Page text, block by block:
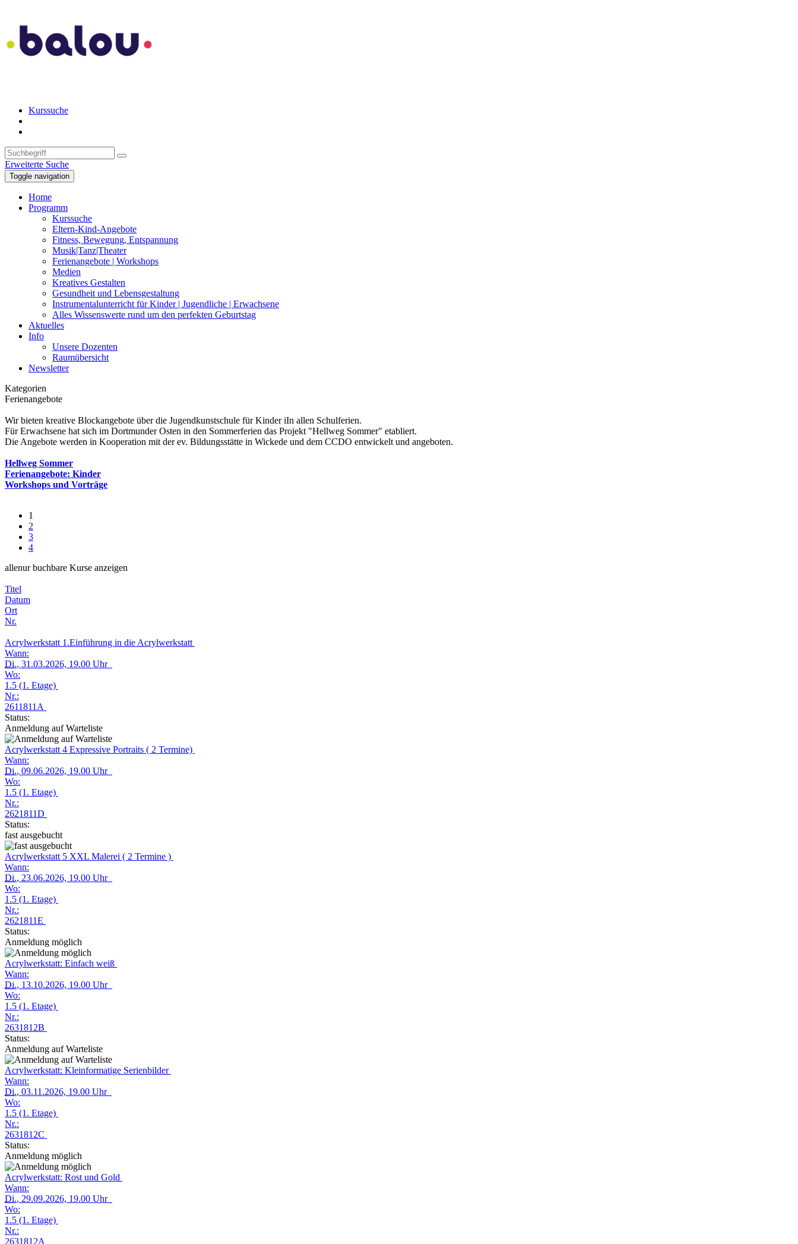
Kurssuche
Erweiterte Suche
Toggle navigation
Home
Programm
Kurssuche
Eltern-Kind-Angebote
Fitness, Bewegung, Entspannung
Musik|Tanz|Theater
Ferienangebote | Workshops
Medien
Kreatives Gestalten
Gesundheit und Lebensgestaltung
Instrumentalunterricht für Kinder | Jugendliche | Erwachsene
Alles Wissenswerte rund um den perfekten Geburtstag
Aktuelles
Info
Unsere Dozenten
Raumübersicht
Newsletter
Kategorien
Ferienangebote
Wir bieten kreative Blockangebote über die Jugendkunstschule für Kinder iIn allen Schulferien.
Für Erwachsene hat sich im Dortmunder Osten in den Sommerferien das Projekt "Hellweg Sommer" etabliert.
Die Angebote werden in Kooperation mit der ev. Bildungsstätte in Wickede und dem CCDO entwickelt und angeboten.
Hellweg Sommer
Ferienangebote: Kinder
Workshops und Vorträge
1
2
3
4
allenur buchbare Kurse anzeigen
Titel
Datum
Ort
Nr.
Acrylwerkstatt 1.Einführung in die Acrylwerkstatt
Wann:
Di., 31.03.2026, 19.00 Uhr
Wo:
1.5 (1. Etage)
Nr.:
2611811A
Status:
Anmeldung auf Warteliste
Acrylwerkstatt 4 Expressive Portraits ( 2 Termine)
Wann:
Di., 09.06.2026, 19.00 Uhr
Wo:
1.5 (1. Etage)
Nr.:
2621811D
Status:
fast ausgebucht
Acrylwerkstatt 5 XXL Malerei ( 2 Termine )
Wann:
Di., 23.06.2026, 19.00 Uhr
Wo:
1.5 (1. Etage)
Nr.:
2621811E
Status:
Anmeldung möglich
Acrylwerkstatt: Einfach weiß
Wann:
Di., 13.10.2026, 19.00 Uhr
Wo:
1.5 (1. Etage)
Nr.:
2631812B
Status:
Anmeldung auf Warteliste
Acrylwerkstatt: Kleinformatige Serienbilder
Wann:
Di., 03.11.2026, 19.00 Uhr
Wo:
1.5 (1. Etage)
Nr.:
2631812C
Status:
Anmeldung möglich
Acrylwerkstatt: Rost und Gold
Wann:
Di., 29.09.2026, 19.00 Uhr
Wo:
1.5 (1. Etage)
Nr.:
2631812A